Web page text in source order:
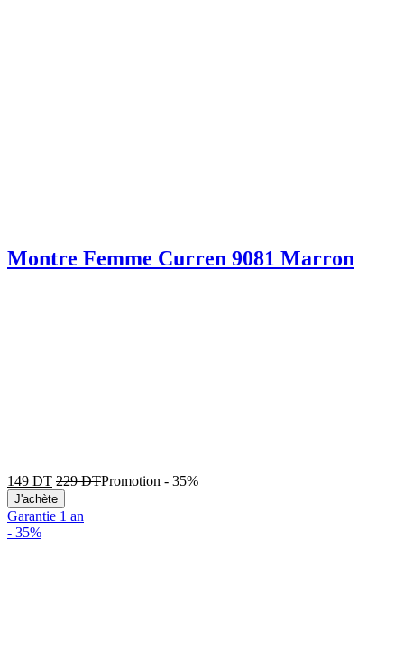
Montre Femme Curren 9081 Marron
149 DT 229DTPromotion - 35%
J'achète
Garantie 1 an
- 35%